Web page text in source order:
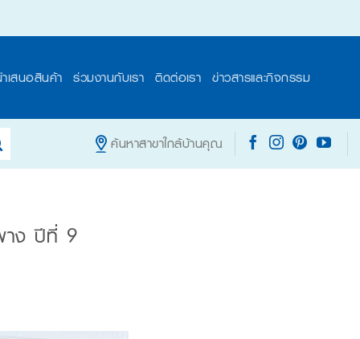
เสนอสินค้า ร่วมงานกับเรา ติดต่อเรา ข่าวสารและกิจกรรม
ค้นหาสาขาใกล้บ้านคุณ
าง ปีที่ 9